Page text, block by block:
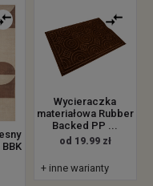
Wycieraczka
materiałowa Rubber
Backed PP ...
od 19.99 zł
+ inne warianty